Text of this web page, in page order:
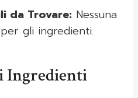
da Trovare: Nessuna
gli ingredienti.
Ingredienti